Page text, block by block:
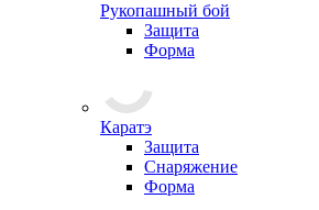
Рукопашный бой
Защита
Форма
Каратэ
Защита
Снаряжение
Форма